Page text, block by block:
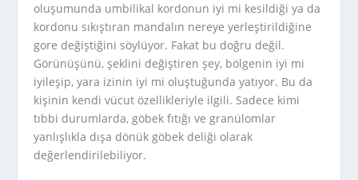
oluşumunda umbilikal kordonun iyi mi kesildiği ya da
kordonu sıkıştıran mandalın nereye yerleştirildiğine
gore değiştiğini söylüyor. Fakat bu doğru değil.
Görünüşünü, şeklini değiştiren şey, bölgenin iyi mi
iyileşip, yara izinin iyi mi oluştuğunda yatıyor. Bu da
kişinin kendi vücut özellikleriyle ilgili. Sadece kimi
tıbbi durumlarda, göbek fıtığı ve granülomlar
yanlışlıkla dışa dönük göbek deliği olarak
değerlendirilebiliyor.